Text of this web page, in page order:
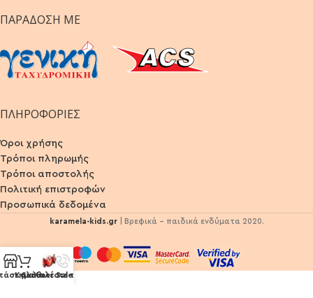
ΠΑΡΆΔΟΣΗ ΜΕ
ΠΛΗΡΟΦΟΡΙΕΣ
Όροι χρήσης
Τρόποι πληρωμής
Τρόποι αποστολής
Πολιτική επιστροφών
Προσωπικά δεδομένα
karamela-kids.gr | Βρεφικά - παιδικά ενδύματα 2020.
Καλάθι
Summer Sales
Καλέστε τώρα